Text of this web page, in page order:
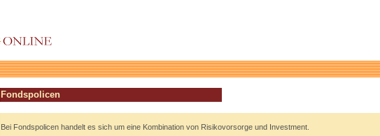
Fondspolicen
Bei Fondspolicen handelt es sich um eine Kombination von Risikovorsorge und Investment.